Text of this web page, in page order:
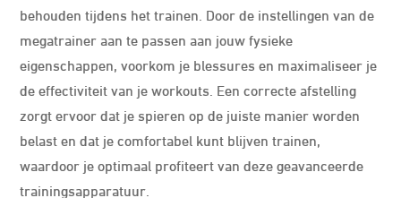
behouden tijdens het trainen. Door de instellingen van de
megatrainer aan te passen aan jouw fysieke
eigenschappen, voorkom je blessures en maximaliseer je
de effectiviteit van je workouts. Een correcte afstelling
zorgt ervoor dat je spieren op de juiste manier worden
belast en dat je comfortabel kunt blijven trainen,
waardoor je optimaal profiteert van deze geavanceerde
trainingsapparatuur.